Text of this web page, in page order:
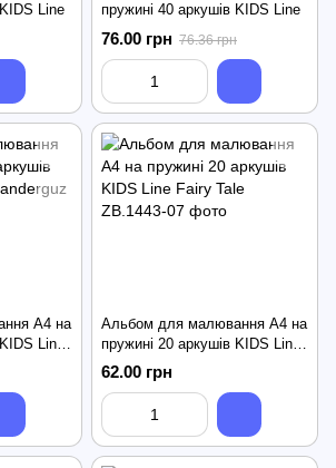
Line
пружині 40 аркушів KIDS Line
76.00 грн 76.36 грн
А4 на
Line
Альбом для малювання А4 на
пружині 20 аркушів KIDS Line
Fairy Tale
62.00 грн